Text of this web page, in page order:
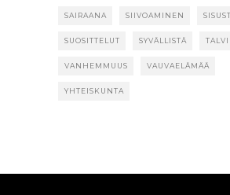
SAIRAANA SIIVOAMINEN
SUOSITTELUT SYVÄLLISTÄ TALVI
VANHEMMUUS VAUVAELÄMÄÄ
YHTEISKUNTA